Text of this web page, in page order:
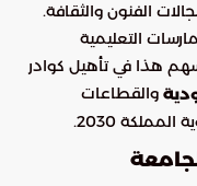
الفنون والثقافة.
التعليمية
هذا في تأهيل كوادر
والقطاعات
2030.